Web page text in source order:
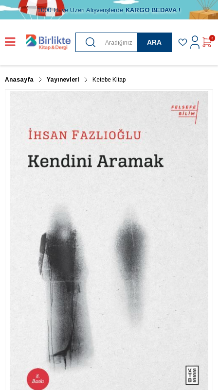
1000 TL ve Üzeri Alışverişlerde KARGO BEDAVA !
ARA
0
Anasayfa Yayınevleri Ketebe Kitap